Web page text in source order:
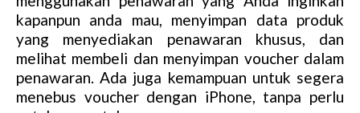
kapanpun anda mau, menyimpan data produk
yang menyediakan penawaran khusus, dan
melihat membeli dan menyimpan voucher dalam
penawaran. Ada juga kemampuan untuk segera
menebus voucher dengan iPhone, tanpa perlu